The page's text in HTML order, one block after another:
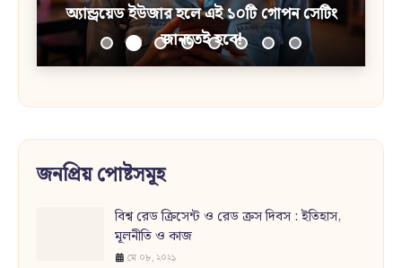
অ্যান্ড্রয়েড ইউজার হলে এই ১০টি গোপন সেটিং
জানতেই হবে!
জনপ্রিয় পোষ্টসমূহ
বিশ্ব রেড ক্রিসেন্ট ও রেড ক্রস দিবস : ইতিহাস,
মূলনীতি ও কাজ
মে ০৮, ২০২১